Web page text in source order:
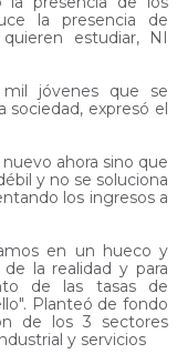
la presencia de
estudiar, NI
jóvenes que se
sociedad, expresó el
ahora sino que
y no se soluciona
los ingresos a
en un hueco y
la realidad y para
de las tasas de
Planteó de fondo
de los 3 sectores
y servicios